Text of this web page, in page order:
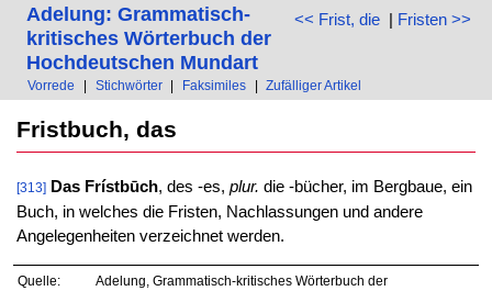
<< Frist, die| Fristen >>
Adelung: Grammatisch-
kritisches Wörterbuch der
Hochdeutschen Mundart
Vorrede Stichwörter Faksimiles Zufälliger Artikel
Fristbuch, das
[313] Das Frístbūch, des -es, plur. die -bücher, im Bergbaue, ein
Buch, in welches die Fristen, Nachlassungen und andere
Angelegenheiten verzeichnet werden.
Quelle:
Adelung, Grammatisch-kritisches Wörterbuch der